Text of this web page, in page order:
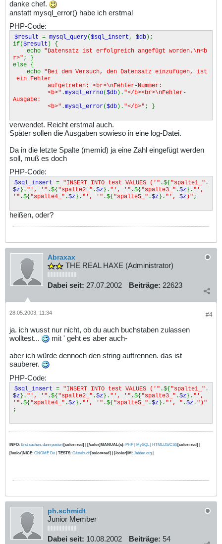
danke chef.
anstatt mysql_error() habe ich erstmal
PHP-Code:
$result = mysql_query($sql_insert , $db);
if($result ) {
echo "Datensatz ist erfolgreich angefügt worden.\n<b
r>" ; }
else {
echo "Bei dem Versuch, den Datensatz einzufügen, ist
ein Fehler
aufgetreten: <br>\nFehler-Nummer:
<b>" .mysql_errno($db). "</b><br>\nFehler-
Ausgabe:
<b>" .mysql_error($db). "</b>" ; }
verwendet. Reicht erstmal auch.
Später sollen die Ausgaben sowieso in eine log-Datei.
Da in die letzte Spalte (memid) ja eine Zahl eingefügt werden
soll, muß es doch
PHP-Code:
$sql_insert = "INSERT INTO test VALUES ('" .${"spalte1_" .
$z}. "', '" .${"spalte2_" .$z}. "', '" .${"spalte3_" .$z}. "',
'" .${"spalte4_" .$z}. "', '" .${"spalte5_" .$z}. "', $z)" ;
heißen, oder?
Abraxax
THE REAL HAXE (Administrator)
Dabei seit: 27.07.2002 Beiträge: 22623
#4
28.05.2003, 11:34
ja. ich wusst nur nicht, ob du auch buchstaben zulassen
wolltest...
mit ' geht es aber auch-
aber ich würde dennoch den string auftrennen. das ist
sauberer.
PHP-Code:
$sql_insert = "INSERT INTO test VALUES ('" .${"spalte1_" .
$z}. "', '" .${"spalte2_" .$z}. "', '" .${"spalte3_" .$z}. "',
'" .${"spalte4_" .$z}. "', '" .${"spalte5_" .$z}. "', " .$z . ")"
;
INFO: Erst suchen, dann posten![color=red] | [/color]MANUAL(s): PHP MySQL HTML/JS/CSS[color=red] |
[/color]NICE: GNOME Do TESTS: Gästebuch[color=red] | [/color]IM : Jabber.org
ph.schmidt
Junior Member
Dabei seit: 10.08.2002 Beiträge: 54